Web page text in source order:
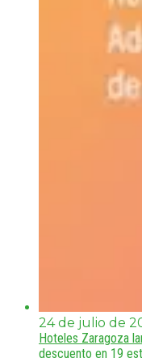
24 de julio de
Hoteles Zaragoza
descuento en 19